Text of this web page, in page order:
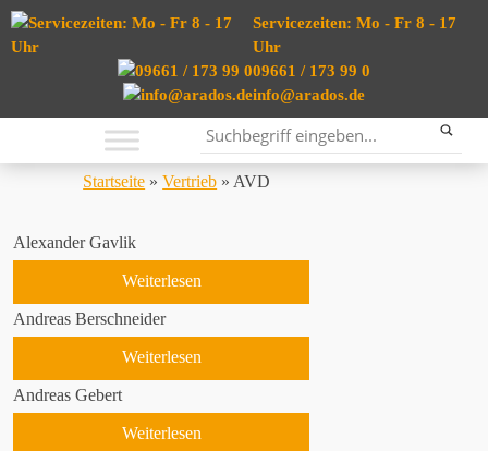
Servicezeiten: Mo - Fr 8 - 17
Uhr
09661 / 173 99 0
info@arados.de
Startseite »Vertrieb » AVD
Alexander Gavlik
Weiterlesen
Andreas Berschneider
Weiterlesen
Andreas Gebert
Weiterlesen